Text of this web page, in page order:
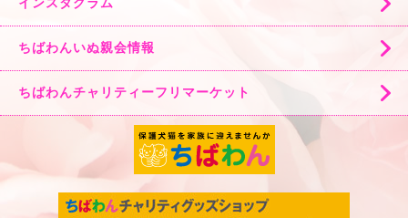
ちばわんいぬ親会情報
ちばわんチャリティーフリマーケット